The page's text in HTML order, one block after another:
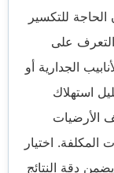
للتكسير
التعرف على
الجدارية أو
استهلاك
الأرضيات
اختيار
دقة النتائج